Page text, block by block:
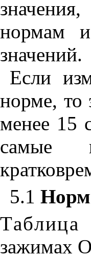
нормам
значений.
Если
норме, то
менее 15
самые
5.1
зажимах